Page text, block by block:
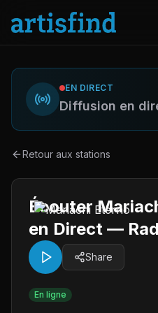
EN DIRECT
Diffusion en
Retour aux stations
Écouter
en Direct —
Share
En ligne